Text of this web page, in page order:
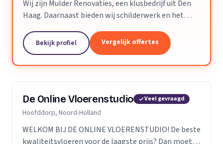
Wij zijn Mulder Renovaties, een klusbedrijf uit Den
Haag. Daarnaast bieden wij schilderwerk en het
Bekijk profiel Vergelijk offertes
De Online Vloerenstudio Veel gevraagd
Hoofddorp, Noord-Holland
WELKOM BIJ DE ONLINE VLOERENSTUDIO! De beste
kwaliteitsvloeren voor de laagste prijs? Dan moet u